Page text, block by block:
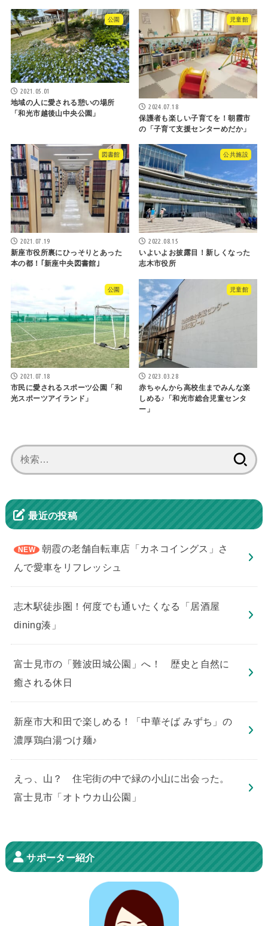
公園
2021.05.01
地域の人に愛される憩いの場所
「和光市越後山中央公園」
児童館
2024.07.18
保護者も楽しい子育てを！朝霞市
の「子育て支援センターめだか」
図書館
2021.07.19
新座市役所裏にひっそりとあった
本の都！｢新座中央図書館｣
公共施設
2022.08.15
いよいよお披露目！新しくなった
志木市役所
公園
2021.07.18
市民に愛されるスポーツ公園「和
光スポーツアイランド」
児童館
2023.03.28
赤ちゃんから高校生までみんな楽
しめる♪「和光市総合児童センタ
ー」
索:
最近の投稿
朝霞の老舗自転車店「カネコイングス」さ
んで愛車をリフレッシュ
志木駅徒歩圏！何度でも通いたくなる「居酒屋
dining湊」
​富士見市の「難波田城公園」へ！ 歴史と自然に
癒される休日
新座市大和田で楽しめる！「中華そば みずち」の
濃厚鶏白湯つけ麺♪
えっ、山？ 住宅街の中で緑の小山に出会った。
富士見市「オトウカ山公園」
サポーター紹介